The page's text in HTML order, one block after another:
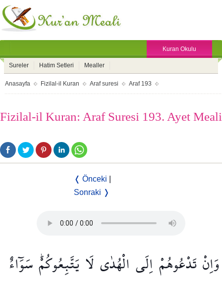
Kuran Okulu
Sureler Hatim Setleri Mealler
Anasayfa Fizilal-il Kuran Araf suresi Araf 193
Fizilal-il Kuran: Araf Suresi 193. Ayet Meali
❬ Önceki
Sonraki ❭
وَاِنْتَدْعُوهُمْاِلَى الْهُدٰى لَا يَتَّبِعُوكُمْۜسَوَٓاءٌ